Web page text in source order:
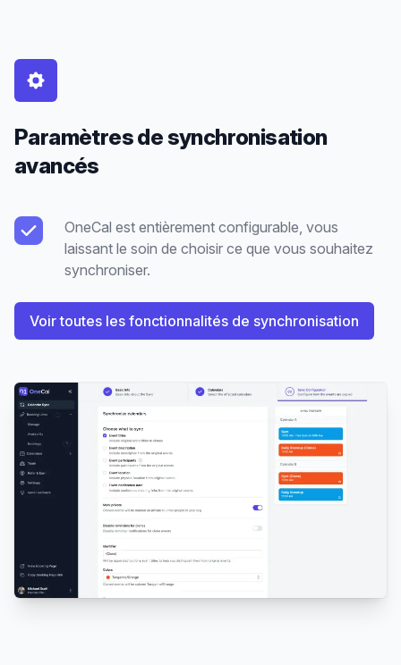
Paramètres de synchronisation
avancés
OneCal est entièrement configurable, vous
laissant le soin de choisir ce que vous souhaitez
synchroniser.
Voir toutes les fonctionnalités de synchronisation